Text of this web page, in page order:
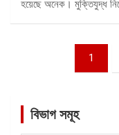
হয়েছে অনেক। মুক্তিযুদ্ধ
1
বিভাগ সমূহ